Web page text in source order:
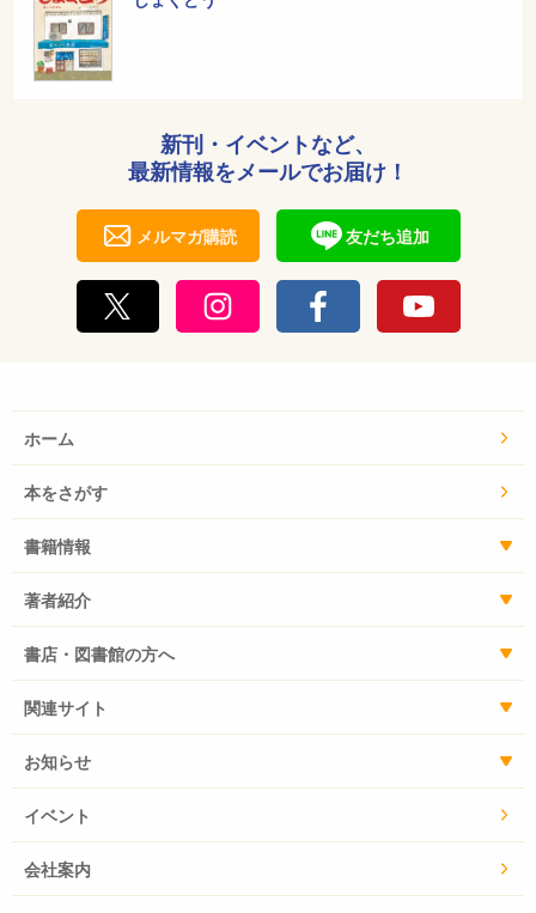
新刊・イベントなど、
最新情報をメールでお届け！
メルマガ購読 友だち追加
ホーム
本をさがす
書籍情報
著者紹介
書店・図書館の方へ
関連サイト
お知らせ
イベント
会社案内